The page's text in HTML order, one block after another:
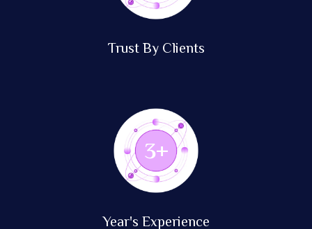
Trust By Clients
8+
Year's Experience